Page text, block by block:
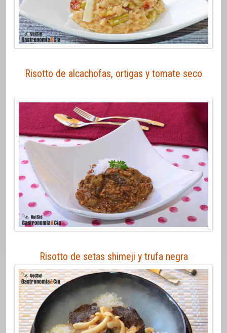
Risotto de alcachofas, ortigas y tomate seco
Risotto de setas shimeji y trufa negra